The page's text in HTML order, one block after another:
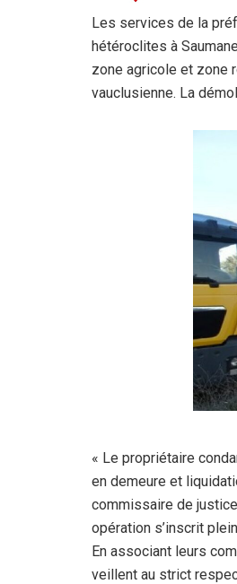
o
o
k
n
Les services de la
hétéroclites à
zone agricole et zone
vauclusienne. La
« Le propriétaire
en demeure et
commissaire de
opération s’inscrit
En associant leurs
veillent au strict